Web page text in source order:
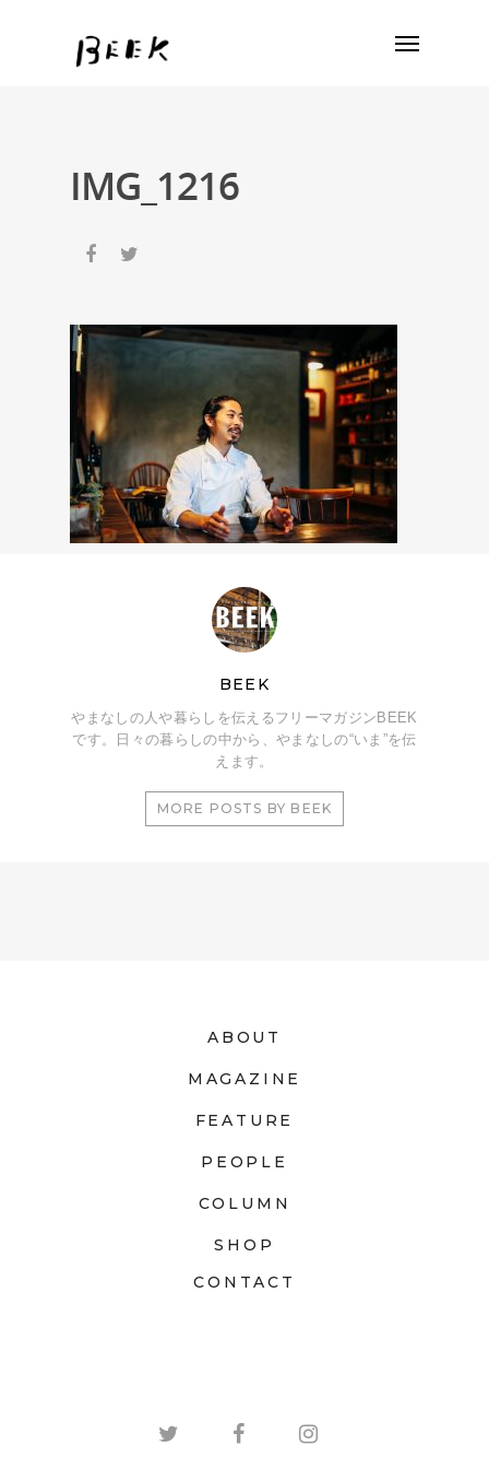
IMG_1216
BEEK
やまなしの人や暮らしを伝えるフリーマガジンBEEK
です。日々の暮らしの中から、やまなしの“いま”を伝
えます。
MORE POSTS BY BEEK
ABOUT
MAGAZINE
FEATURE
PEOPLE
COLUMN
SHOP
CONTACT